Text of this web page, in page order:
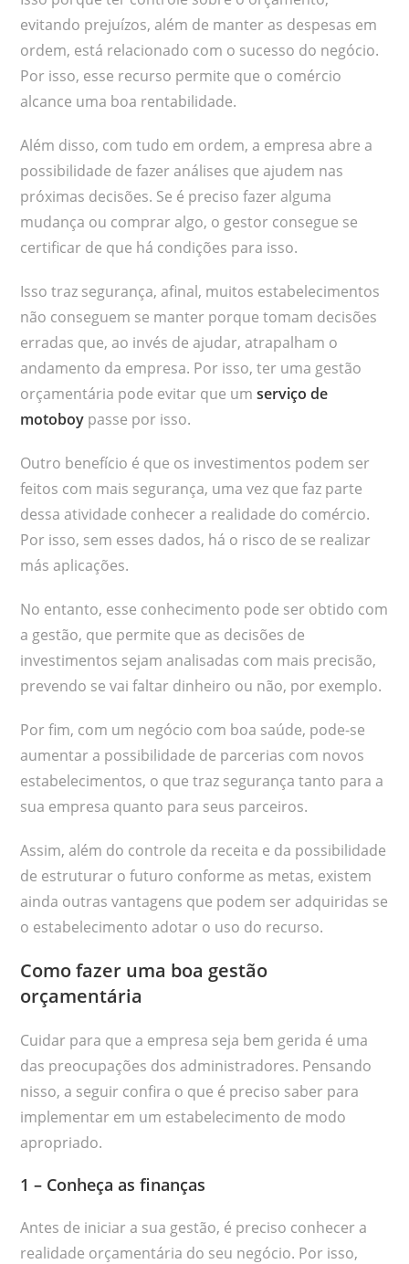
evitando prejuízos, além de manter as despesas em
ordem, está relacionado com o sucesso do negócio.
Por isso, esse recurso permite que o comércio
alcance uma boa rentabilidade.
Além disso, com tudo em ordem, a empresa abre a
possibilidade de fazer análises que ajudem nas
próximas decisões. Se é preciso fazer alguma
mudança ou comprar algo, o gestor consegue se
certificar de que há condições para isso.
Isso traz segurança, afinal, muitos estabelecimentos
não conseguem se manter porque tomam decisões
erradas que, ao invés de ajudar, atrapalham o
andamento da empresa. Por isso, ter uma gestão
orçamentária pode evitar que umserviço de
motoboy passe por isso.
Outro benefício é que os investimentos podem ser
feitos com mais segurança, uma vez que faz parte
dessa atividade conhecer a realidade do comércio.
Por isso, sem esses dados, há o risco de se realizar
más aplicações.
No entanto, esse conhecimento pode ser obtido com
a gestão, que permite que as decisões de
investimentos sejam analisadas com mais precisão,
prevendo se vai faltar dinheiro ou não, por exemplo.
Por fim, com um negócio com boa saúde, pode-se
aumentar a possibilidade de parcerias com novos
estabelecimentos, o que traz segurança tanto para a
sua empresa quanto para seus parceiros.
Assim, além do controle da receita e da possibilidade
de estruturar o futuro conforme as metas, existem
ainda outras vantagens que podem ser adquiridas se
o estabelecimento adotar o uso do recurso.
Como fazer uma boa gestão
orçamentária
Cuidar para que a empresa seja bem gerida é uma
das preocupações dos administradores. Pensando
nisso, a seguir confira o que é preciso saber para
implementar em um estabelecimento de modo
apropriado.
1 – Conheça as finanças
Antes de iniciar a sua gestão, é preciso conhecer a
realidade orçamentária do seu negócio. Por isso,